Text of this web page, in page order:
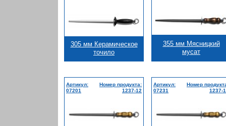
305 мм Керамическое
точило
355 мм Мясницкий
мусат
Артикул:
07201
Номер продукта:
1237-12
Артикул:
07231
Номер
1237-